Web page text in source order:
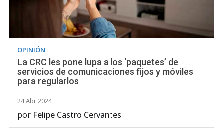
OPINIÓN
La CRC les pone lupa a los ‘paquetes’ de
servicios de comunicaciones fijos y móviles
para regularlos
24 Abr 2024
por Felipe Castro Cervantes